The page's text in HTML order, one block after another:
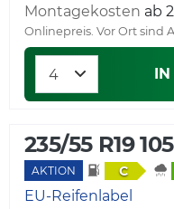
Montagekosten ab
Onlinepreis. Vor Ort sind
IN
235/55 R19
AKTION C
EU-Reifenlabel